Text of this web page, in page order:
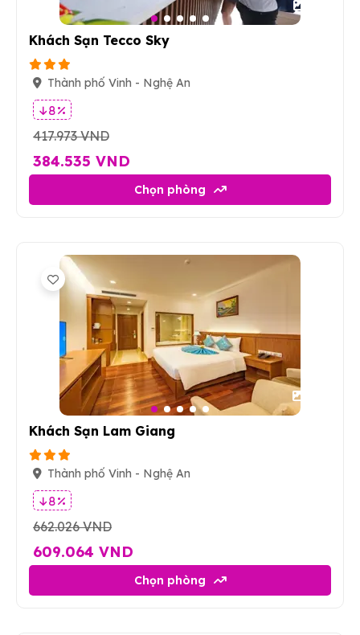
Khách Sạn Tecco Sky
Thành phố Vinh - Nghệ An
8 %
417.973 VND
384.535 VND
Chọn phòng
Khách Sạn Lam Giang
Thành phố Vinh - Nghệ An
8 %
662.026 VND
609.064 VND
Chọn phòng